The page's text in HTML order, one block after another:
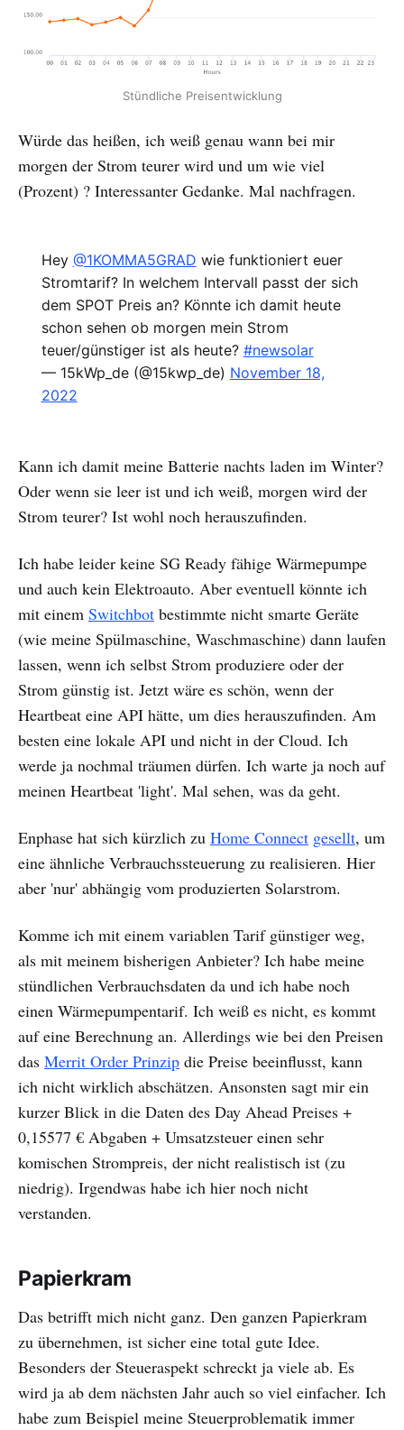
Stündliche Preisentwicklung
Würde das heißen, ich weiß genau wann bei mir
morgen der Strom teurer wird und um wie viel
(Prozent) ? Interessanter Gedanke. Mal nachfragen.
Hey @1KOMMA5GRAD wie funktioniert euer
Stromtarif? In welchem Intervall passt der sich
dem SPOT Preis an? Könnte ich damit heute
schon sehen ob morgen mein Strom
teuer/günstiger ist als heute? #newsolar
— 15kWp_de (@15kwp_de) November 18,
2022
Kann ich damit meine Batterie nachts laden im Winter?
Oder wenn sie leer ist und ich weiß, morgen wird der
Strom teurer? Ist wohl noch herauszufinden.
Ich habe leider keine SG Ready fähige Wärmepumpe
und auch kein Elektroauto. Aber eventuell könnte ich
mit einem Switchbot bestimmte nicht smarte Geräte
(wie meine Spülmaschine, Waschmaschine) dann laufen
lassen, wenn ich selbst Strom produziere oder der
Strom günstig ist. Jetzt wäre es schön, wenn der
Heartbeat eine API hätte, um dies herauszufinden. Am
besten eine lokale API und nicht in der Cloud. Ich
werde ja nochmal träumen dürfen. Ich warte ja noch auf
meinen Heartbeat 'light'. Mal sehen, was da geht.
Enphase hat sich kürzlich zu Home Connect gesellt, um
eine ähnliche Verbrauchssteuerung zu realisieren. Hier
aber 'nur' abhängig vom produzierten Solarstrom.
Komme ich mit einem variablen Tarif günstiger weg,
als mit meinem bisherigen Anbieter? Ich habe meine
stündlichen Verbrauchsdaten da und ich habe noch
einen Wärmepumpentarif. Ich weiß es nicht, es kommt
auf eine Berechnung an. Allerdings wie bei den Preisen
das Merrit Order Prinzip die Preise beeinflusst, kann
ich nicht wirklich abschätzen. Ansonsten sagt mir ein
kurzer Blick in die Daten des Day Ahead Preises +
0,15577 € Abgaben + Umsatzsteuer einen sehr
komischen Strompreis, der nicht realistisch ist (zu
niedrig). Irgendwas habe ich hier noch nicht
verstanden.
Papierkram
Das betrifft mich nicht ganz. Den ganzen Papierkram
zu übernehmen, ist sicher eine total gute Idee.
Besonders der Steueraspekt schreckt ja viele ab. Es
wird ja ab dem nächsten Jahr auch so viel einfacher. Ich
habe zum Beispiel meine Steuerproblematik immer